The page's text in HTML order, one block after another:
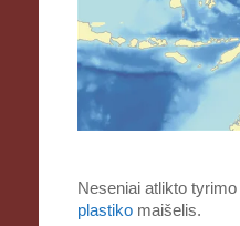
Neseniai atlikto
plastikomaišelis.